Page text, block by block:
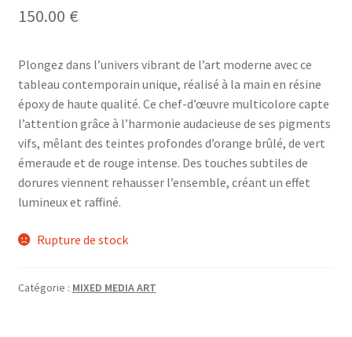
150.00 €
Plongez dans l’univers vibrant de l’art moderne avec ce
tableau contemporain unique, réalisé à la main en résine
époxy de haute qualité. Ce chef-d’œuvre multicolore capte
l’attention grâce à l’harmonie audacieuse de ses pigments
vifs, mêlant des teintes profondes d’orange brûlé, de vert
émeraude et de rouge intense. Des touches subtiles de
dorures viennent rehausser l’ensemble, créant un effet
lumineux et raffiné.
Rupture de stock
Catégorie : MIXED MEDIA ART